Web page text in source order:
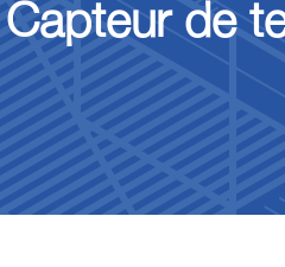
Capteur de